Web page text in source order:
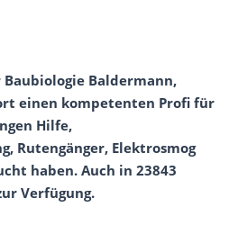
Baldermann,
einen kompetenten Profi für
Hilfe,
Rutengänger, Elektrosmog
haben. Auch in 23843
Verfügung.